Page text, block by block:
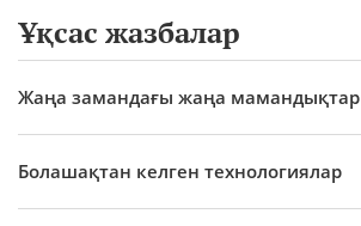
Ұқсас жазбалар
Жаңа замандағы жаңа мамандықтар
Болашақтан келген технологиялар